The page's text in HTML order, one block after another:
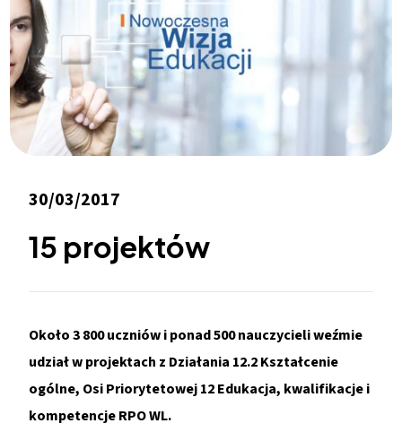
30/03/2017
15 projektów
Około 3 800 uczniów i ponad 500 nauczycieli weźmie
udział w projektach z Działania 12.2 Kształcenie
ogólne, Osi Priorytetowej 12 Edukacja, kwalifikacje i
kompetencje RPO WL.